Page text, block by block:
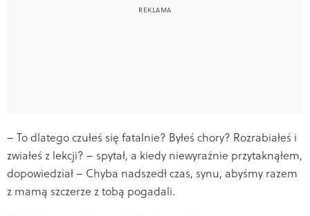
– To dlatego czułeś się fatalnie? Byłeś chory? Rozrabiałeś i
zwiałeś z lekcji? – spytał, a kiedy niewyraźnie przytaknąłem,
dopowiedział – Chyba nadszedł czas, synu, abyśmy razem
z mamą szczerze z tobą pogadali.